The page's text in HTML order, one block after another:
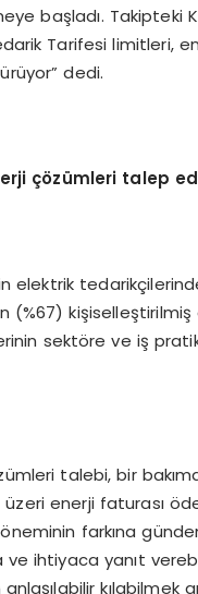
başladı. Takipteki
Tarifesi limitleri,
dedi.
çözümleri talep
elektrik
(%67)
sektöre ve iş
talebi, bir
üzeri enerji faturası
farkına
ihtiyaca yanıt
kılabilmek